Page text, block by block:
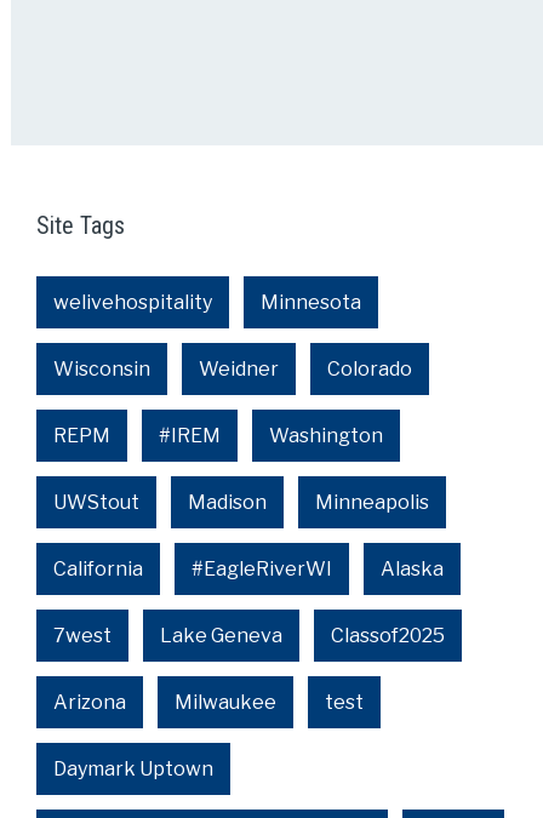
Site Tags
welivehospitality Minnesota
Wisconsin Weidner Colorado
REPM #IREM Washington
UWStout Madison Minneapolis
California #EagleRiverWI Alaska
7west Lake Geneva Classof2025
Arizona Milwaukee test
Daymark Uptown